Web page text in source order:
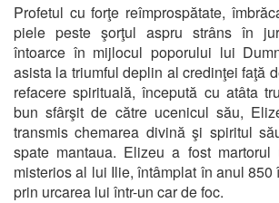
Profetul cu forţe reîmprospătate,
piele peste şorţul aspru strâns în
întoarce în mijlocul poporului lui
asista la triumful deplin al credinţei faţă
refacere spirituală, începută cu atâta
bun sfârşit de către ucenicul său,
transmis chemarea divină şi spiritul
spate mantaua. Elizeu a fost martorul
misterios al lui Ilie, întâmplat în anul 850
prin urcarea lui într-un car de foc.